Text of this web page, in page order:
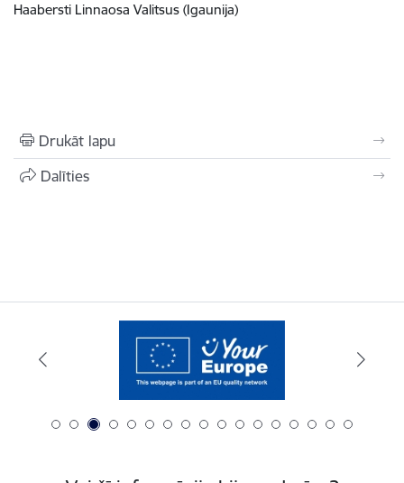
Haabersti Linnaosa Valitsus (Igaunija)
Drukāt lapu
Dalīties